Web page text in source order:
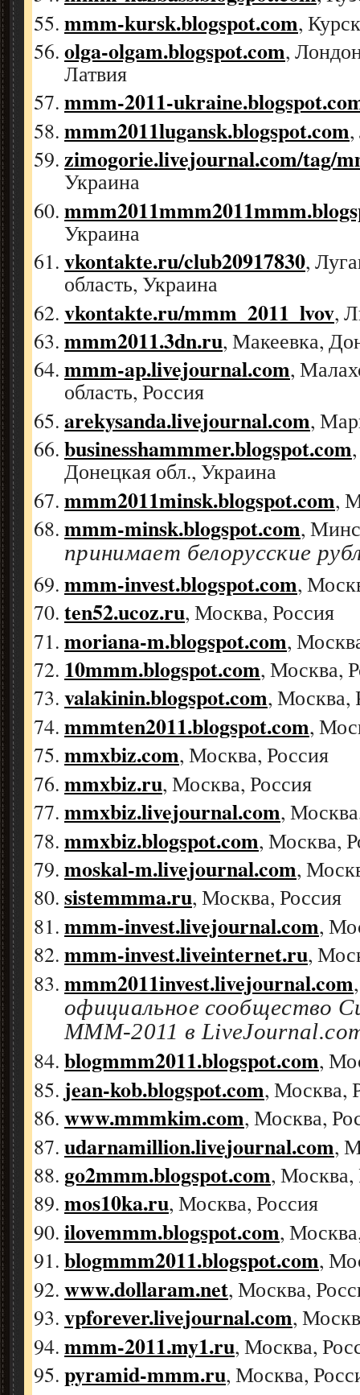
mmm-kursk.blogspot.com,
olga-olgam.blogspot.com,
Латвия
mmm-2011-
mmm2011lugansk.blogspot.com
zimogorie.livejournal.com/tag/
Украина
Украина
vkontakte.ru/club20917830,
область, Украина
vkontakte.ru/mmm_2011_lvov,
mmm2011.3dn.ru, Макеевка,
mmm-ap.livejournal.com,
область, Россия
arekysanda.livejournal.com,
businesshammmer.blogspot.com
Донецкая обл., Украина
mmm2011minsk.blogspot.com,
mmm-minsk.blogspot.com,
принимает белорусские
mmm-invest.blogspot.com,
ten52.ucoz.ru, Москва, Россия
moriana-m.blogspot.com,
10mmm.blogspot.com, Москва,
valakinin.blogspot.com, Москва,
mmmten2011.blogspot.com,
mmxbiz.com, Москва, Россия
mmxbiz.ru, Москва, Россия
mmxbiz.livejournal.com,
mmxbiz.blogspot.com, Москва,
moskal-m.livejournal.com,
sistemmma.ru, Москва, Россия
mmm-invest.livejournal.com,
mmm-invest.liveinternet.ru,
mmm2011invest.livejournal.com
официальное сообщество
МММ-2011 в
blogmmm2011.blogspot.com,
jean-kob.blogspot.com, Москва,
www.mmmkim.com, Москва,
udarnamillion.livejournal.com,
go2mmm.blogspot.com, Москва,
mos10ka.ru, Москва, Россия
ilovemmm.blogspot.com,
blogmmm2011.blogspot.com,
www.dollaram.net, Москва,
vpforever.livejournal.com,
mmm-2011.my1.ru, Москва,
pyramid-mmm.ru, Москва,